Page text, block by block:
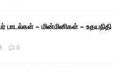
பாடல்கள் – மின்மினிகள் – உதயநிதி
0